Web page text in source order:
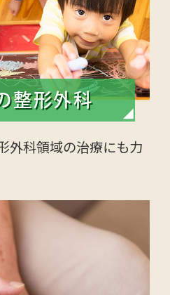
整形外科
外科領域の治療にも力